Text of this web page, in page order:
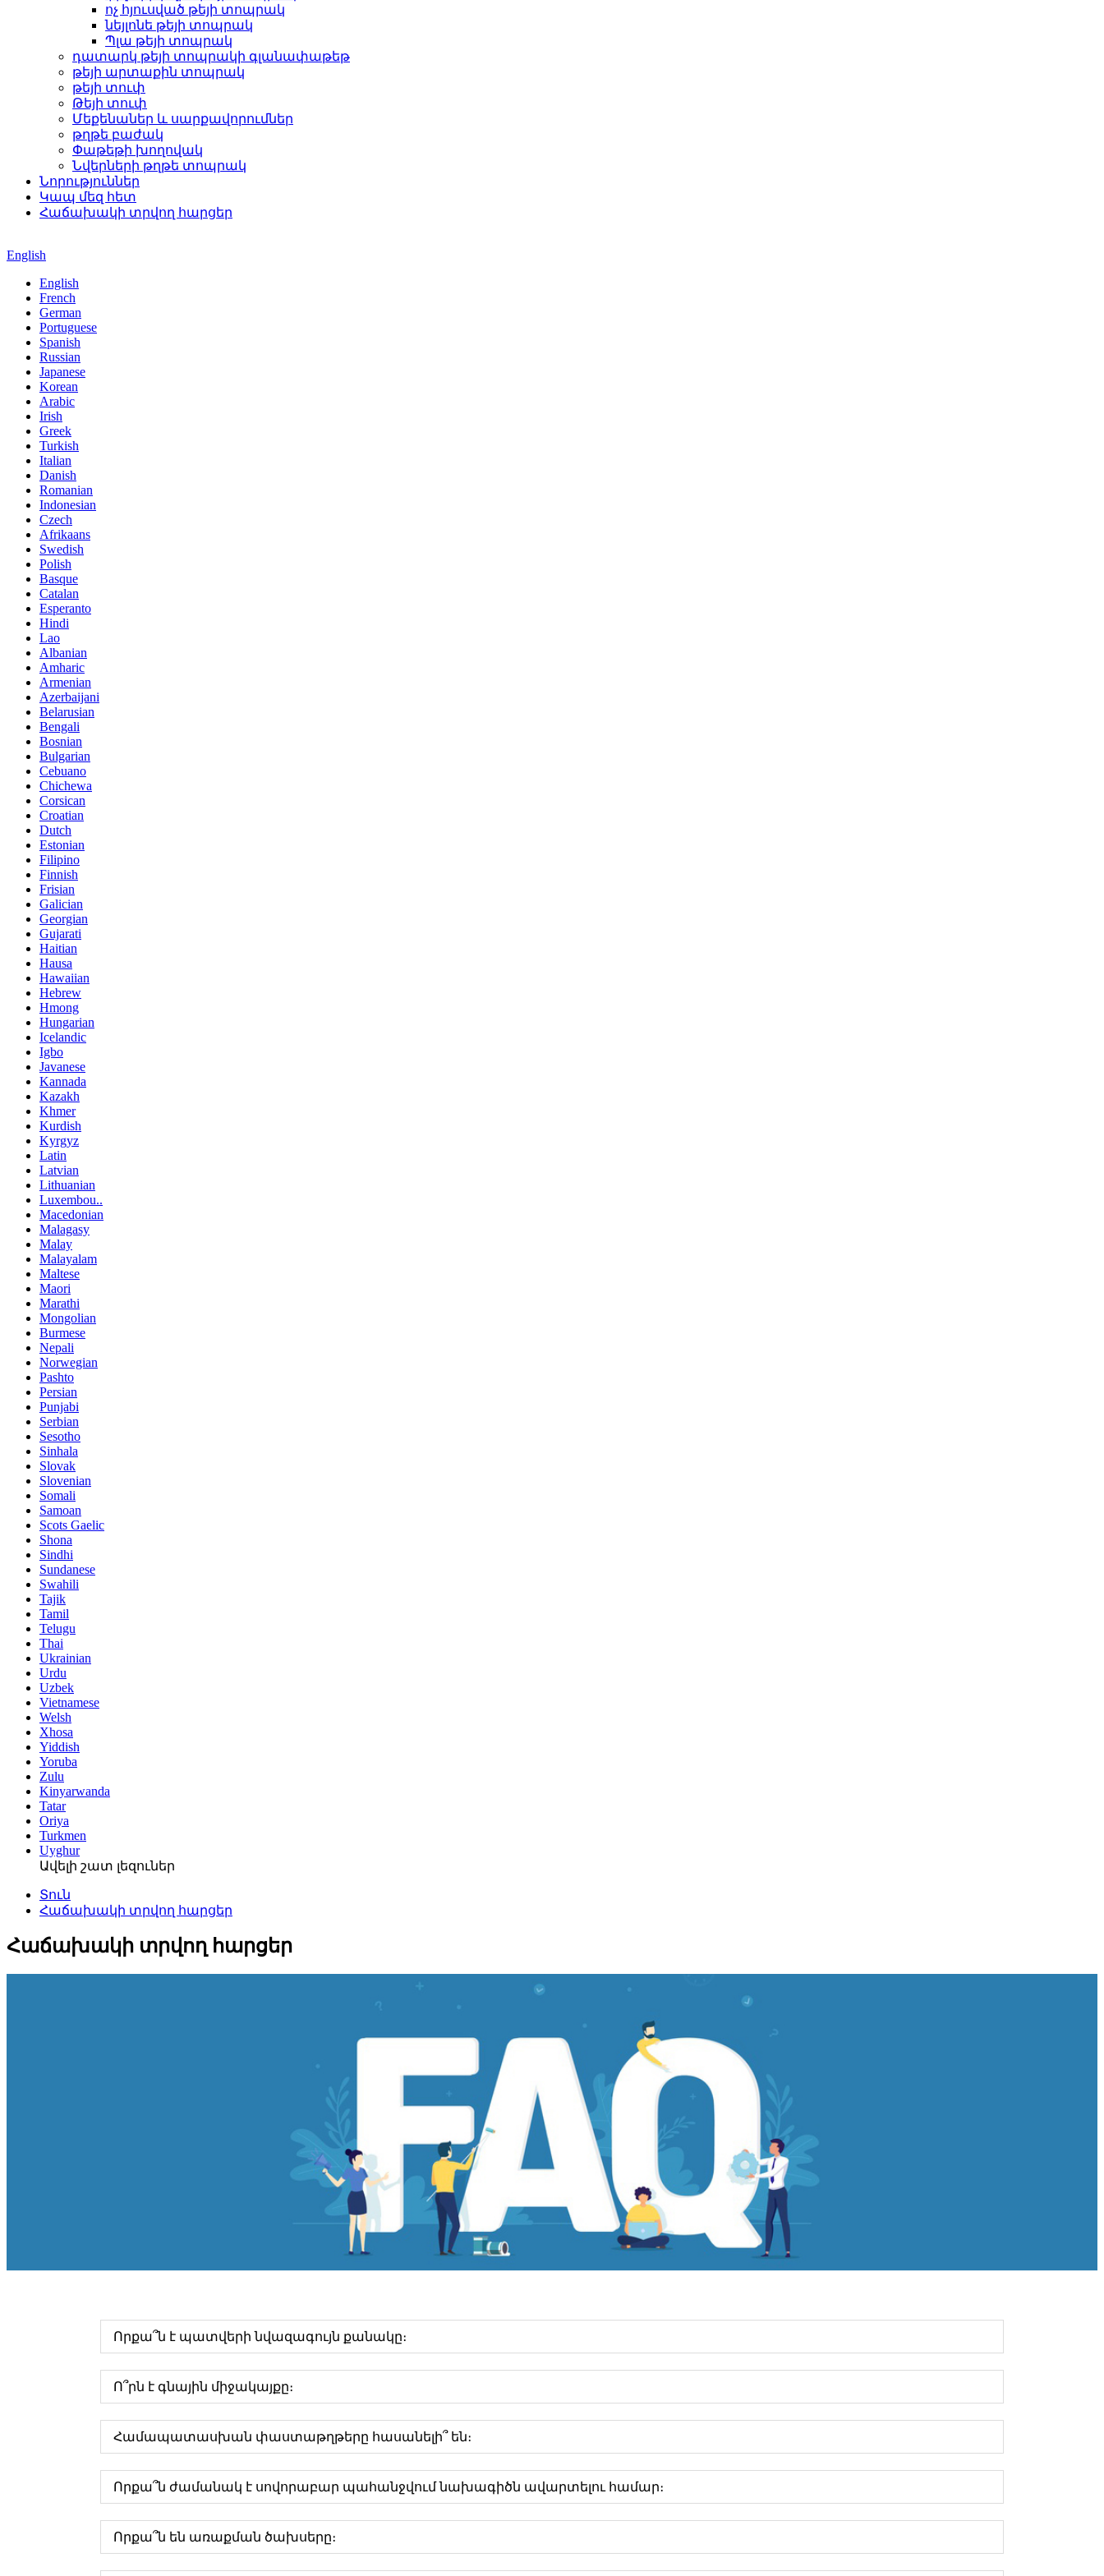
ոչ հյուսված թեյի տոպրակ
նեյլոնե թեյի տոպրակ
Պլա թեյի տոպրակ
դատարկ թեյի տոպրակի գլանափաթեթ
թեյի արտաքին տոպրակ
թեյի տուփ
Թեյի տուփ
Մեքենաներ և սարքավորումներ
թղթե բաժակ
Փաթեթի խողովակ
Նվերների թղթե տոպրակ
Նորություններ
Կապ մեզ հետ
Հաճախակի տրվող հարցեր
English
English
French
German
Portuguese
Spanish
Russian
Japanese
Korean
Arabic
Irish
Greek
Turkish
Italian
Danish
Romanian
Indonesian
Czech
Afrikaans
Swedish
Polish
Basque
Catalan
Esperanto
Hindi
Lao
Albanian
Amharic
Armenian
Azerbaijani
Belarusian
Bengali
Bosnian
Bulgarian
Cebuano
Chichewa
Corsican
Croatian
Dutch
Estonian
Filipino
Finnish
Frisian
Galician
Georgian
Gujarati
Haitian
Hausa
Hawaiian
Hebrew
Hmong
Hungarian
Icelandic
Igbo
Javanese
Kannada
Kazakh
Khmer
Kurdish
Kyrgyz
Latin
Latvian
Lithuanian
Luxembou..
Macedonian
Malagasy
Malay
Malayalam
Maltese
Maori
Marathi
Mongolian
Burmese
Nepali
Norwegian
Pashto
Persian
Punjabi
Serbian
Sesotho
Sinhala
Slovak
Slovenian
Somali
Samoan
Scots Gaelic
Shona
Sindhi
Sundanese
Swahili
Tajik
Tamil
Telugu
Thai
Ukrainian
Urdu
Uzbek
Vietnamese
Welsh
Xhosa
Yiddish
Yoruba
Zulu
Kinyarwanda
Tatar
Oriya
Turkmen
Uyghur
Ավելի շատ լեզուներ
Տուն
Հաճախակի տրվող հարցեր
Հաճախակի տրվող հարցեր
Որքա՞ն է պատվերի նվազագույն քանակը։
Ո՞րն է գնային միջակայքը։
Համապատասխան փաստաթղթերը հասանելի՞ են։
Որքա՞ն ժամանակ է սովորաբար պահանջվում նախագիծն ավարտելու համար։
Որքա՞ն են առաքման ծախսերը։